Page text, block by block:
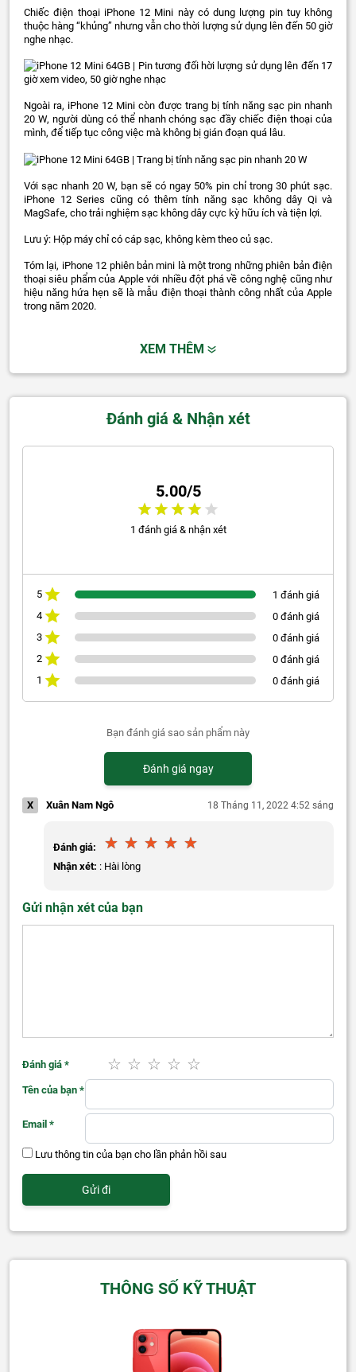
Chiếc điện thoại iPhone 12 Mini này có dung lượng pin tuy không
thuộc hàng “khủng” nhưng vẫn cho thời lượng sử dụng lên đến 50 giờ
nghe nhạc.
Ngoài ra, iPhone 12 Mini còn được trang bị tính năng sạc pin nhanh
20 W, người dùng có thể nhanh chóng sạc đầy chiếc điện thoại của
mình, để tiếp tục công việc mà không bị gián đoạn quá lâu.
Với sạc nhanh 20 W, bạn sẽ có ngay 50% pin chỉ trong 30 phút sạc.
iPhone 12 Series cũng có thêm tính năng sạc không dây Qi và
MagSafe, cho trải nghiệm sạc không dây cực kỳ hữu ích và tiện lợi.
Lưu ý: Hộp máy chỉ có cáp sạc, không kèm theo củ sạc.
Tóm lại, iPhone 12 phiên bản mini là một trong những phiên bản điện
thoại siêu phẩm của Apple với nhiều đột phá về công nghệ cũng như
hiệu năng hứa hẹn sẽ là mẫu điện thoại thành công nhất của Apple
trong năm 2020.
XEM THÊM
Đánh giá & Nhận xét
5.00/5
1 đánh giá & nhận xét
5
1 đánh giá
4
0 đánh giá
3
0 đánh giá
2
0 đánh giá
1
0 đánh giá
Bạn đánh giá sao sản phẩm này
Đánh giá ngay
X Xuân Nam Ngô 18 Tháng 11, 2022 4:52 sáng
Đánh giá:
Nhận xét: : Hài lòng
Gửi nhận xét của bạn
Đánh giá *
Tên của bạn *
Email *
Lưu thông tin của bạn cho lần phản hồi sau
THÔNG SỐ KỸ THUẬT